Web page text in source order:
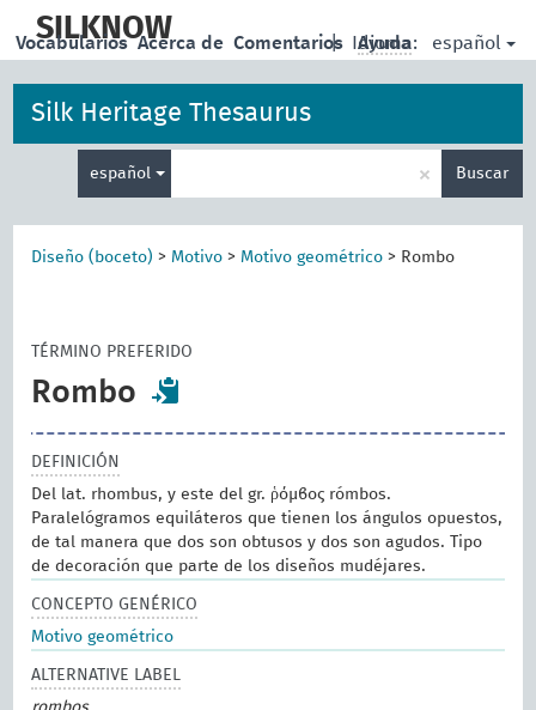
main
SILKNOW | Idioma: español
Vocabularios Acerca de Comentarios Ayuda
Silk Heritage Thesaurus
español × Buscar
Diseño (boceto) > Motivo > Motivo geométrico > Rombo
TÉRMINO PREFERIDO
Rombo
DEFINICIÓN
Del lat. rhombus, y este del gr. ῥόμβος rómbos.
Paralelógramos equiláteros que tienen los ángulos opuestos,
de tal manera que dos son obtusos y dos son agudos. Tipo
de decoración que parte de los diseños mudéjares.
CONCEPTO GENÉRICO
Motivo geométrico
ALTERNATIVE LABEL